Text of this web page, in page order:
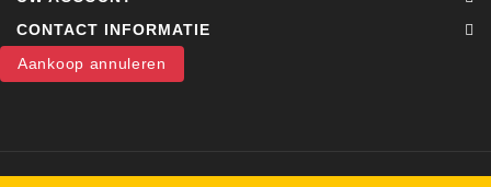
CONTACT INFORMATIE
Aankoop annuleren